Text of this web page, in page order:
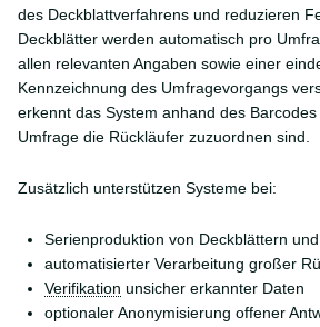
des Deckblattverfahrens und reduzieren
Deckblätter werden automatisch pro
allen relevanten Angaben sowie einer
Kennzeichnung des Umfragevorgangs
erkennt das System anhand des
Umfrage die Rückläufer zuzuordnen sind.
Zusätzlich unterstützen Systeme bei:
Serienproduktion von Deckblättern
automatisierter Verarbeitung großer
Verifikation unsicher erkannter Daten
optionaler Anonymisierung offener